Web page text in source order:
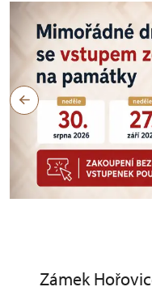
Zámek